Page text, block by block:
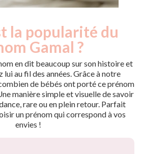
la popularité du
Gamal ?
en dit beaucoup sur son histoire et
lui au fil des années. Grâce à notre
de bébés ont porté ce prénom
manière simple et visuelle de savoir
rare ou en plein retour. Parfait
un prénom qui correspond à vos
envies !